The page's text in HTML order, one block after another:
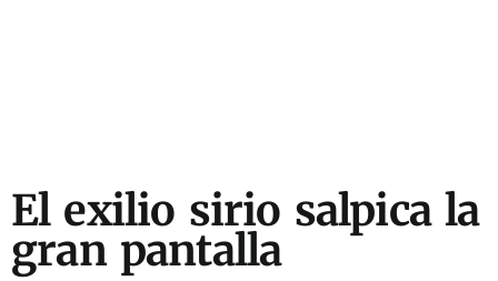
El exilio sirio salpica la
gran pantalla